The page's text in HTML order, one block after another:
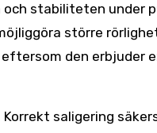
stabiliteten under
större
den erbjuder
saligering